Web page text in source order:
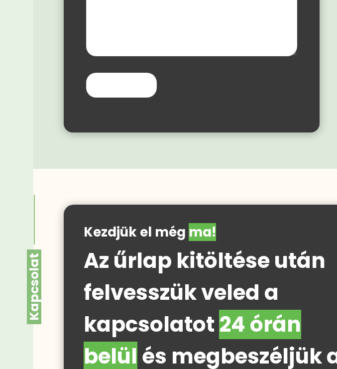
Kapcsolat
Kezdjük el még ma!
Az űrlap kitöltése után
felvesszük veled a
kapcsolatot 24 órán
belül és megbeszéljük